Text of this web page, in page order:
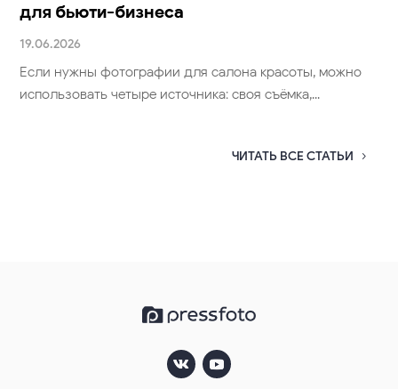
для бьюти-бизнеса
19.06.2026
Если нужны фотографии для салона красоты, можно
использовать четыре источника: своя съёмка,...
ЧИТАТЬ ВСЕ СТАТЬИ